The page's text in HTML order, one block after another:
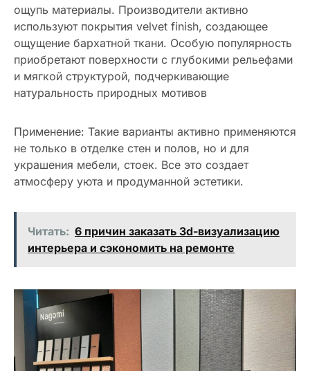
ощупь материалы. Производители активно
используют покрытия velvet finish, создающее
ощущение бархатной ткани. Особую популярность
приобретают поверхности с глубокими рельефами
и мягкой структурой, подчеркивающие
натуральность природных мотивов
Применение: Такие варианты активно применяются
не только в отделке стен и полов, но и для
украшения мебели, стоек. Все это создает
атмосферу уюта и продуманной эстетики.
Читать: 6 причин заказать 3d-визуализацию
интерьера и сэкономить на ремонте